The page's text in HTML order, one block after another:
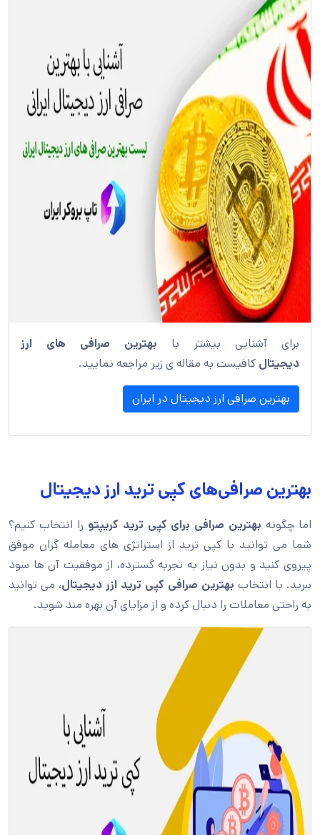
برای آشنایی بیشتر با بهترین صرافی های ارز
دیجیتال کافیست به مقاله ی زیر مراجعه نمایید.
بهترین صرافی ارز دیجیتال در ایران
بهترین صرافی‌های کپی ترید ارز دیجیتال
اما چگونه بهترین صرافی برای کپی ترید کریپتو را انتخاب کنیم؟
شما می توانید با کپی ترید از استراتژی های معامله گران موفق
پیروی کنید و بدون نیاز به تجربه گسترده، از موفقیت آن ها سود
ببرید. با انتخاب بهترین صرافی کپی ترید ازر دیجیتال، می توانید
به راحتی معاملات را دنبال کرده و از مزایای آن بهره مند شوید.